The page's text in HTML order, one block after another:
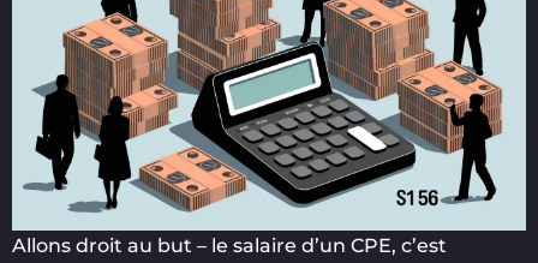
Allons droit au but – le salaire d’un CPE, c’est